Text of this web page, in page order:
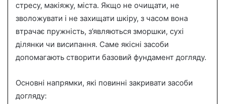
стресу, макіяжу, міста. Якщо не очищати, не
зволожувати і не захищати шкіру, з часом вона
втрачає пружність, з’являються зморшки, сухі
ділянки чи висипання. Саме якісні засоби
допомагають створити базовий фундамент догляду.
Основні напрямки, які повинні закривати засоби
догляду: